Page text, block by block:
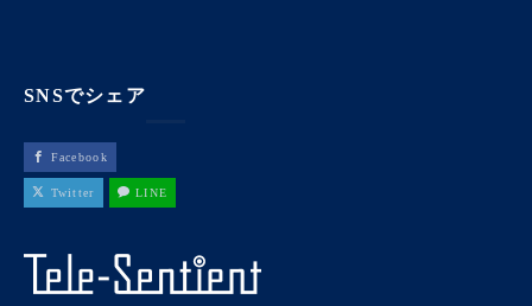
SNSでシェア
Facebook
Twitter LINE